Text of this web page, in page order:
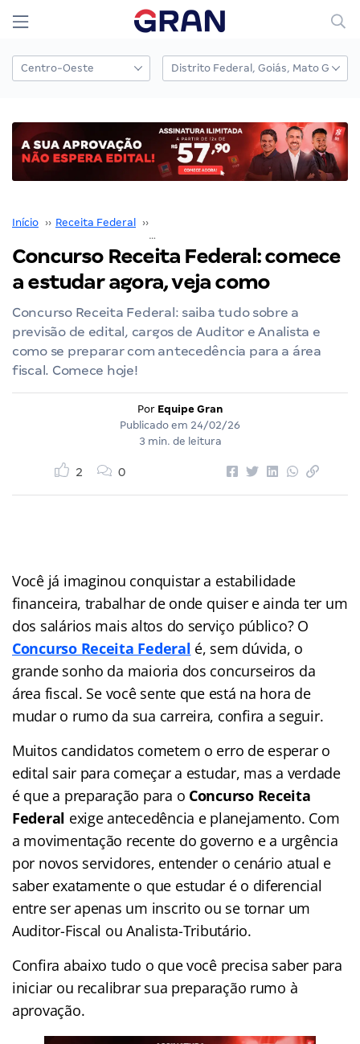
Início ›› Receita Federal ››
Concurso Receita Federal: comece
a estudar agora, veja como
Concurso Receita Federal: saiba tudo sobre a
previsão de edital, cargos de Auditor e Analista e
como se preparar com antecedência para a área
fiscal. Comece hoje!
Por Equipe Gran
Publicado em 24/02/26
3 min. de leitura
2 0
Você já imaginou conquistar a estabilidade
financeira, trabalhar de onde quiser e ainda ter um
dos salários mais altos do serviço público? O
Concurso Receita Federal é, sem dúvida, o
grande sonho da maioria dos concurseiros da
área fiscal. Se você sente que está na hora de
mudar o rumo da sua carreira, confira a seguir.
Muitos candidatos cometem o erro de esperar o
edital sair para começar a estudar, mas a verdade
é que a preparação para o Concurso Receita
Federal exige antecedência e planejamento. Com
a movimentação recente do governo e a urgência
por novos servidores, entender o cenário atual e
saber exatamente o que estudar é o diferencial
entre ser apenas um inscrito ou se tornar um
Auditor-Fiscal ou Analista-Tributário.
Confira abaixo tudo o que você precisa saber para
iniciar ou recalibrar sua preparação rumo à
aprovação.